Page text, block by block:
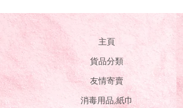
主頁
貨品分類
友情寄賣
消毒用品,紙巾